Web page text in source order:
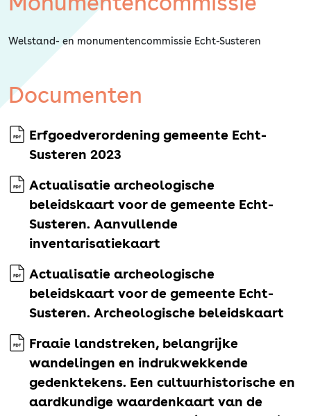
Welstand- en monumentencommissie Echt-Susteren
Documenten
Erfgoedverordening gemeente Echt-
Susteren 2023
Actualisatie archeologische
beleidskaart voor de gemeente Echt-
Susteren. Aanvullende
inventarisatiekaart
Actualisatie archeologische
beleidskaart voor de gemeente Echt-
Susteren. Archeologische beleidskaart
Fraaie landstreken, belangrijke
wandelingen en indrukwekkende
gedenktekens. Een cultuurhistorische en
aardkundige waardenkaart van de